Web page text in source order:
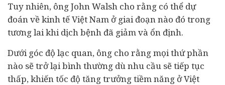
Tuy nhiên, ông John Walsh cho rằng có thể dự
đoán về kinh tế Việt Nam ở giai đoạn nào đó trong
tương lai khi dịch bệnh đã giảm và ổn định.
Dưới góc độ lạc quan, ông cho rằng mọi thứ phần
nào sẽ trở lại bình thường dù nhu cầu sẽ tiếp tục
thấp, khiến tốc độ tăng trưởng tiềm năng ở Việt